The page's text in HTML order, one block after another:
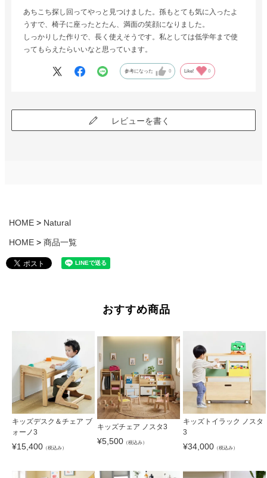
あちこち探し回ってやっと見つけました。孫もとても気に入ったよ
うすで、椅子に座ったとたん、満面の笑顔になりました。
しっかりした作りで、長く使えそうです。私としては低学年まで使
ってもらえたらいいなと思っています。
参考になった 0 Like! 0
レビューを書く
HOME Natural
HOME 商品一覧
おすすめ商品
キッズデスク＆チェア ブ
ォーノ3
¥15,400 （税込み）
キッズチェア ノスタ3
¥5,500 （税込み）
キッズトイラック ノスタ
3
¥34,000（税込み）